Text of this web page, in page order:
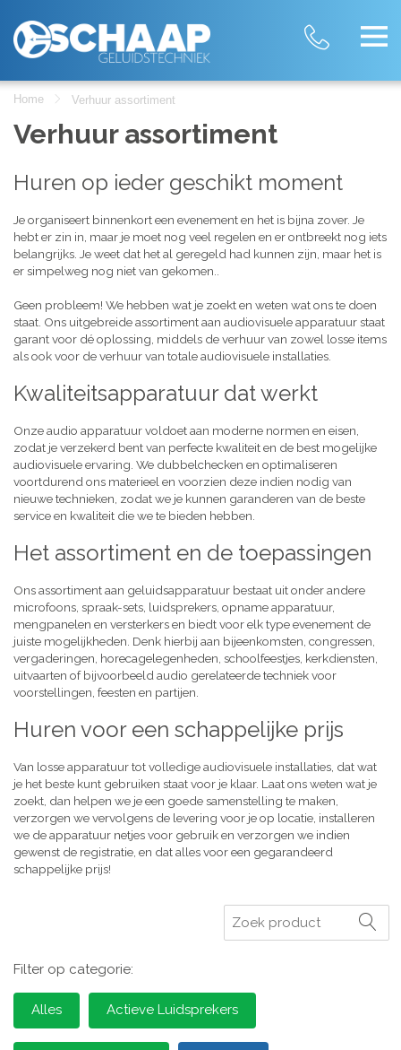
Home Verhuur assortiment
Verhuur assortiment
Huren op ieder geschikt moment
Je organiseert binnenkort een evenement en het is bijna zover. Je
hebt er zin in, maar je moet nog veel regelen en er ontbreekt nog iets
belangrijks. Je weet dat het al geregeld had kunnen zijn, maar het is
er simpelweg nog niet van gekomen..
Geen probleem! We hebben wat je zoekt en weten wat ons te doen
staat. Ons uitgebreide assortiment aan audiovisuele apparatuur staat
garant voor dé oplossing, middels de verhuur van zowel losse items
als ook voor de verhuur van totale audiovisuele installaties.
Kwaliteitsapparatuur dat werkt
Onze audio apparatuur voldoet aan moderne normen en eisen,
zodat je verzekerd bent van perfecte kwaliteit en de best mogelijke
audiovisuele ervaring. We dubbelchecken en optimaliseren
voortdurend ons materieel en voorzien deze indien nodig van
nieuwe technieken, zodat we je kunnen garanderen van de beste
service en kwaliteit die we te bieden hebben.
Het assortiment en de toepassingen
Ons assortiment aan geluidsapparatuur bestaat uit onder andere
microfoons, spraak-sets, luidsprekers, opname apparatuur,
mengpanelen en versterkers en biedt voor elk type evenement de
juiste mogelijkheden. Denk hierbij aan bijeenkomsten, congressen,
vergaderingen, horecagelegenheden, schoolfeestjes, kerkdiensten,
uitvaarten of bijvoorbeeld audio gerelateerde techniek voor
voorstellingen, feesten en partijen.
Huren voor een schappelijke prijs
Van losse apparatuur tot volledige audiovisuele installaties, dat wat
je het beste kunt gebruiken staat voor je klaar. Laat ons weten wat je
zoekt, dan helpen we je een goede samenstelling te maken,
verzorgen we vervolgens de levering voor je op locatie, installeren
we de apparatuur netjes voor gebruik en verzorgen we indien
gewenst de registratie, en dat alles voor een gegarandeerd
schappelijke prijs!
Zoeken
Filter op categorie:
Alles Actieve Luidsprekers